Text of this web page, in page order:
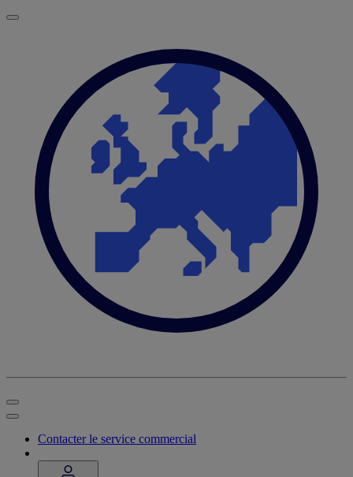
Contacter le service commercial